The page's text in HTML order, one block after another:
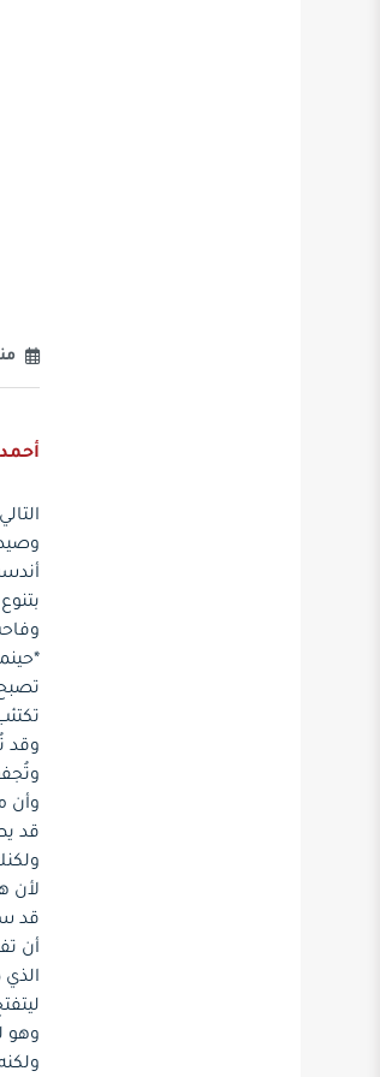
منذ 4 سنوات
وقد
وأن
قد
لأن
قد
أن
الذي
وهو